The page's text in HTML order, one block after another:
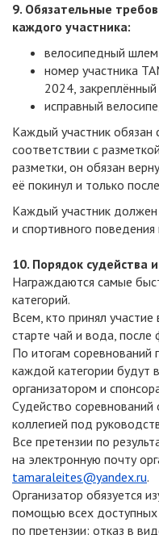
9. Обязательные
каждого участника:
велосипедный
номер участника
2024,
исправный
Каждый участник обязан
соответствии с
разметки, он обязан
её покинул и только
Каждый участник
и спортивного поведения
10. Порядок судейства
Награждаются самые
категорий.
Всем, кто принял
старте чай и вода, после
По итогам соревнований
каждой категории будут
организатором и
Судейство соревнований
коллегией под
Все претензии по
на электронную почту
tamaraleites@yandex.ru.
Организатор обязуется
помощью всех доступных
по претензии: отказ в